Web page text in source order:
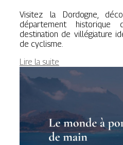
Visitez la Dordogne,
département
destination de villégiature
de cyclisme.
Lire la suite